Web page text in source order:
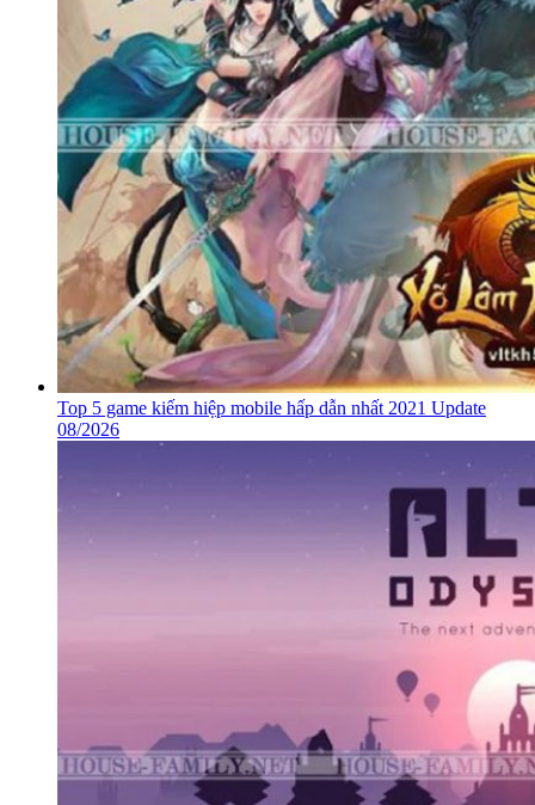
Top 5 game kiếm hiệp mobile hấp dẫn nhất 2021 Update
08/2026